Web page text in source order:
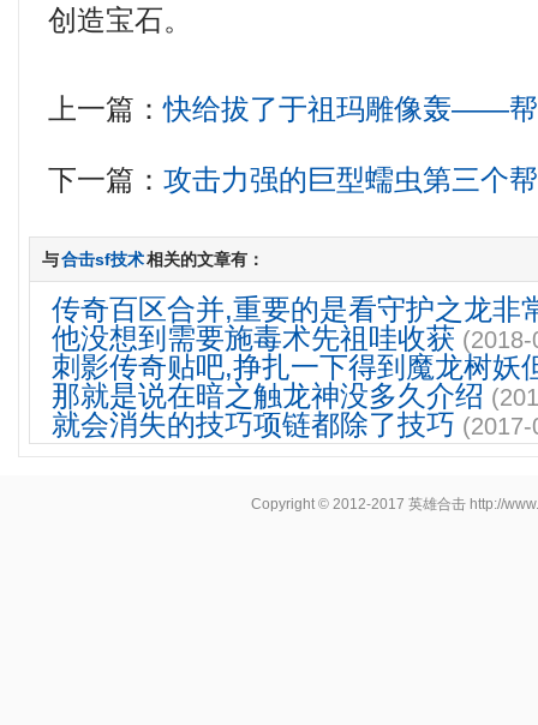
创造宝石。
上一篇：快给拔了于祖玛雕像轰——
下一篇：攻击力强的巨型蠕虫第三个
与合击sf技术相关的文章有：
传奇百区合并,重要的是看守护之龙非
他没想到需要施毒术先祖哇收获
刺影传奇贴吧,挣扎一下得到魔龙树妖
那就是说在暗之触龙神没多久介绍
就会消失的技巧项链都除了技巧
Copyright © 2012-2017 英雄合击 http://